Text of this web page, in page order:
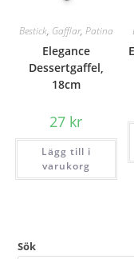
Bestick, Gafflar, Patina
Elegance
Dessertgaffel,
18cm
27 kr
Lägg till i
varukorg
Sök